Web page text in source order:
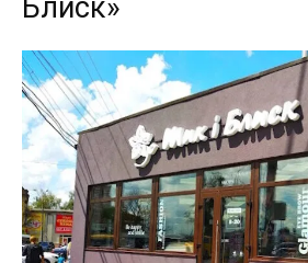
Блиск»